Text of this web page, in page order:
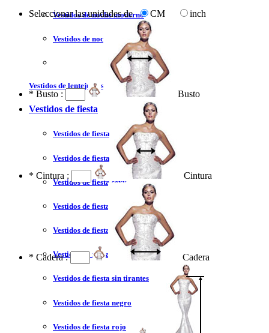
Vestidos de noche moderno
Vestidos de noche sin tirantes
Vestidos de lentejuelas
Vestidos de fiesta
Vestidos de fiesta liquidación y venta
Vestidos de fiesta 2023
Vestidos de fiesta sexy
Vestidos de fiesta largo
Vestidos de fiesta corto
Vestidos de fiesta corte princesa
Vestidos de fiesta sin tirantes
Vestidos de fiesta negro
Vestidos de fiesta rojo
Seleccionar las unidades de CM inch
* Busto : Busto
* Cintura : Cintura
* Cadera : Cadera